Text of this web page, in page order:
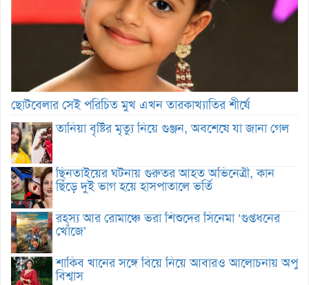
ছোটবেলার সেই পরিচিত মুখ এখন তারকাখ্যাতির শীর্ষে
তানিয়া বৃষ্টির মৃত্যু নিয়ে গুঞ্জন, অবশেষে যা জানা গেল
ছিনতাইয়ের ঘটনায় গুরুতর আহত অভিনেত্রী, কান
ছিঁড়ে দুই ভাগ হয়ে হাসপাতালে ভর্তি
রহস্য আর রোমাঞ্চে ভরা শিশুদের সিনেমা ‘গুপ্তধনের
খোঁজে’
শাকিব খানের সঙ্গে বিয়ে নিয়ে আবারও আলোচনায় অপু
বিশ্বাস